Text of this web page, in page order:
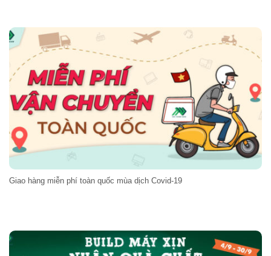
Giao hàng miễn phí toàn quốc mùa dịch Covid-19